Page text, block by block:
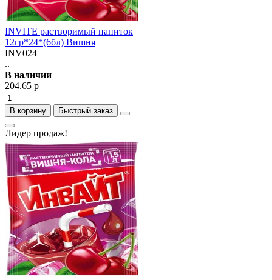
INVITE растворимый напиток
12гр*24*(6бл) Вишня
INV024
..
В наличии
204.65 р
В корзину Быстрый заказ
Лидер продаж!